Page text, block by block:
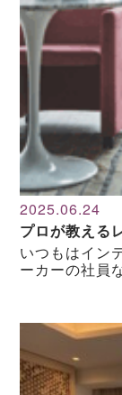
2025.06.24
プロが教える
いつもはイン
ーカーの社員